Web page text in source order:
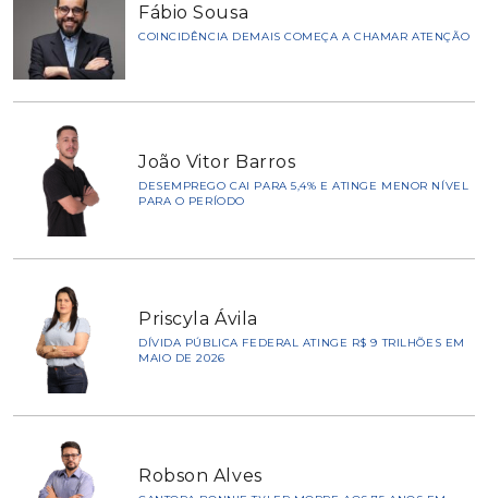
Fábio Sousa
COINCIDÊNCIA DEMAIS COMEÇA A CHAMAR ATENÇÃO
João Vitor Barros
DESEMPREGO CAI PARA 5,4% E ATINGE MENOR NÍVEL
PARA O PERÍODO
Priscyla Ávila
DÍVIDA PÚBLICA FEDERAL ATINGE R$ 9 TRILHÕES EM
MAIO DE 2026
Robson Alves